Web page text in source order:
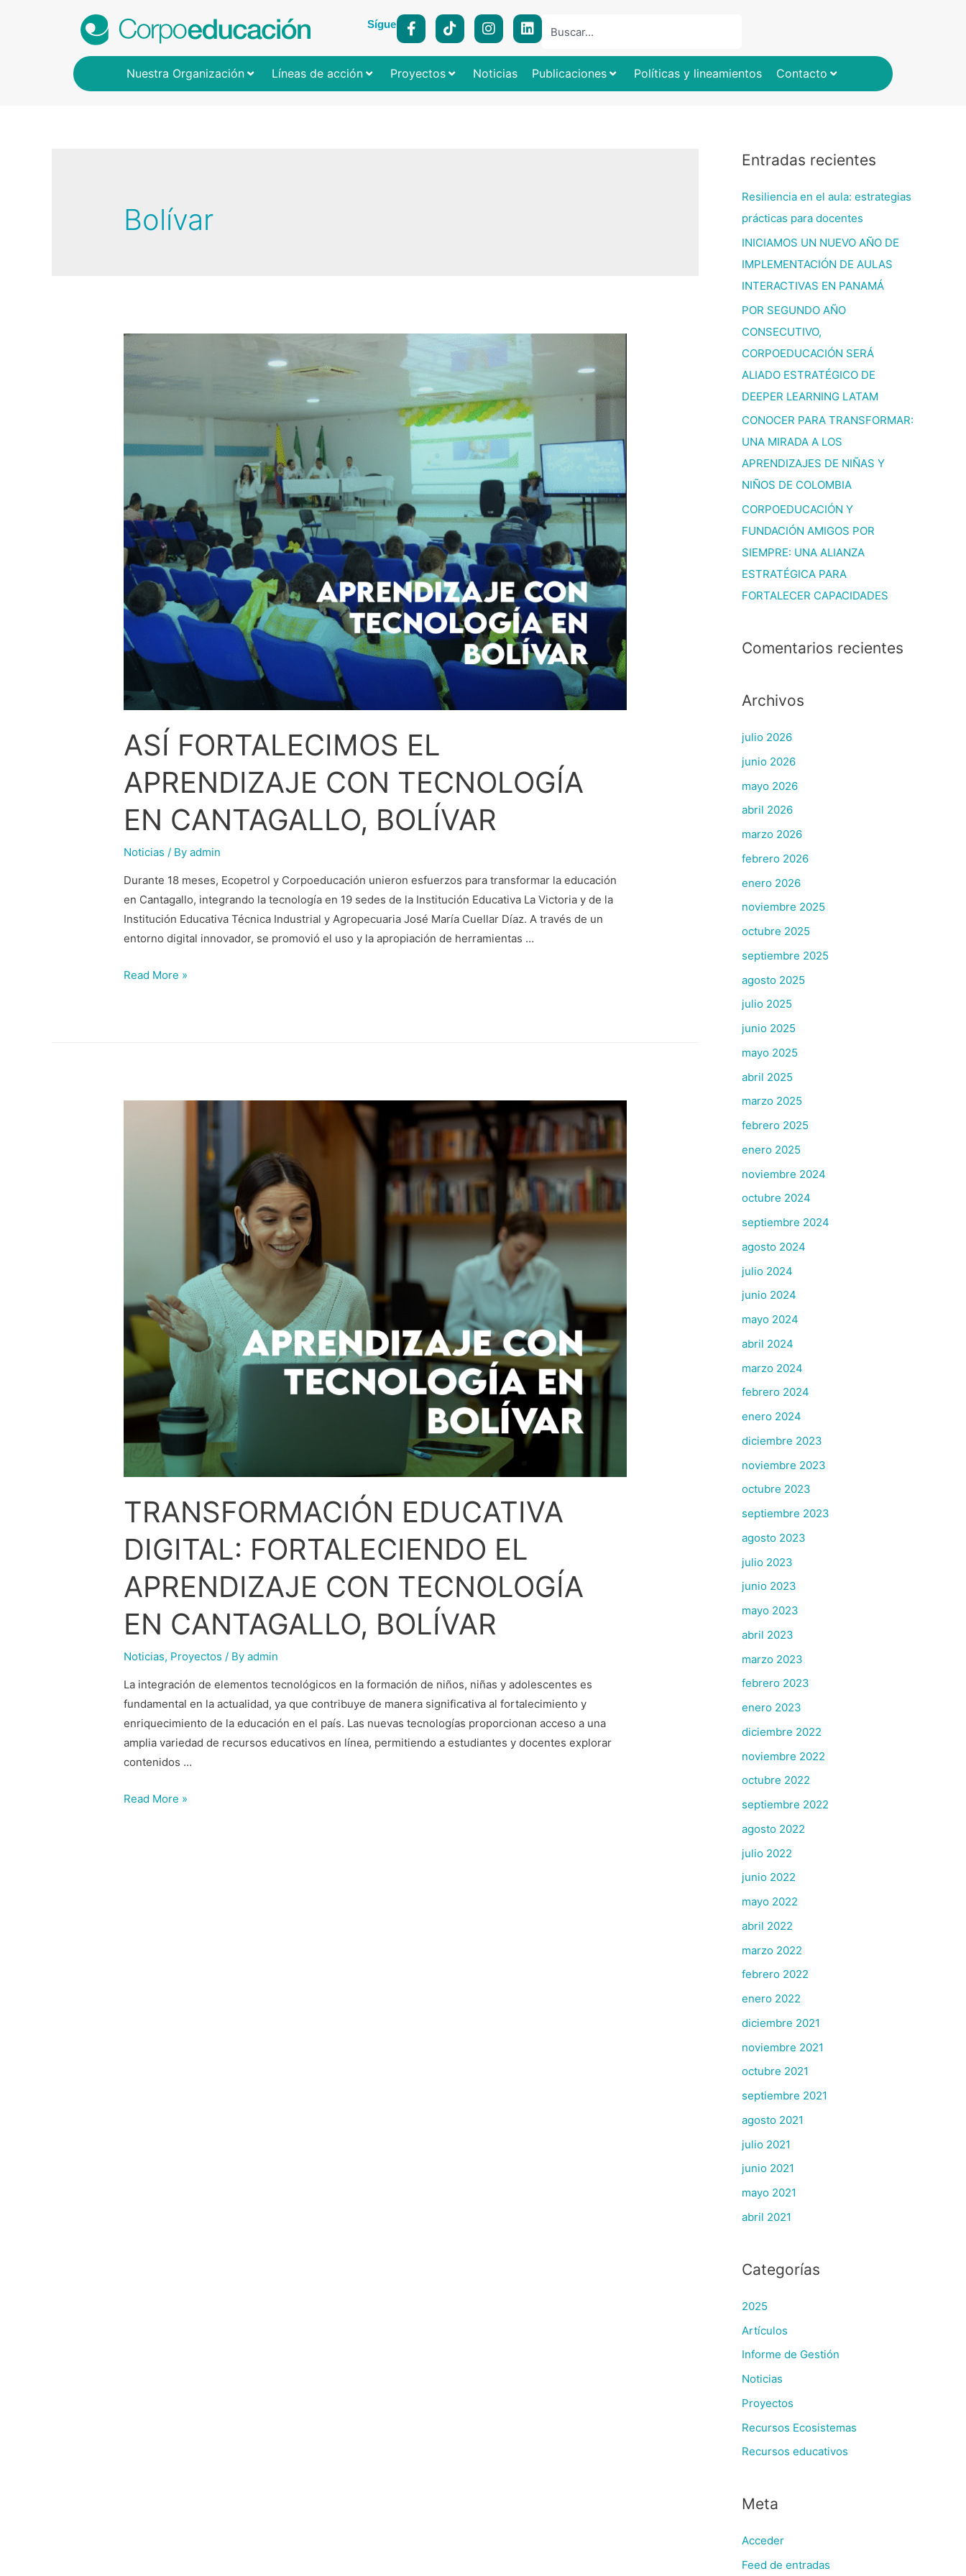
Síguenos:
Nuestra Organización Líneas de acción Proyectos Noticias Publicaciones Políticas y lineamientos Contacto
Bolívar
ASÍ FORTALECIMOS EL
APRENDIZAJE CON TECNOLOGÍA
EN CANTAGALLO, BOLÍVAR
Noticias / Byadmin
Durante 18 meses, Ecopetrol y Corpoeducación unieron esfuerzos para transformar la educación
en Cantagallo, integrando la tecnología en 19 sedes de la Institución Educativa La Victoria y de la
Institución Educativa Técnica Industrial y Agropecuaria José María Cuellar Díaz. A través de un
entorno digital innovador, se promovió el uso y la apropiación de herramientas …
Read More »
TRANSFORMACIÓN EDUCATIVA
DIGITAL: FORTALECIENDO EL
APRENDIZAJE CON TECNOLOGÍA
EN CANTAGALLO, BOLÍVAR
Noticias, Proyectos / Byadmin
La integración de elementos tecnológicos en la formación de niños, niñas y adolescentes es
fundamental en la actualidad, ya que contribuye de manera significativa al fortalecimiento y
enriquecimiento de la educación en el país. Las nuevas tecnologías proporcionan acceso a una
amplia variedad de recursos educativos en línea, permitiendo a estudiantes y docentes explorar
contenidos …
Read More »
Entradas recientes
Resiliencia en el aula: estrategias
prácticas para docentes
INICIAMOS UN NUEVO AÑO DE
IMPLEMENTACIÓN DE AULAS
INTERACTIVAS EN PANAMÁ
POR SEGUNDO AÑO
CONSECUTIVO,
CORPOEDUCACIÓN SERÁ
ALIADO ESTRATÉGICO DE
DEEPER LEARNING LATAM
CONOCER PARA TRANSFORMAR:
UNA MIRADA A LOS
APRENDIZAJES DE NIÑAS Y
NIÑOS DE COLOMBIA
CORPOEDUCACIÓN Y
FUNDACIÓN AMIGOS POR
SIEMPRE: UNA ALIANZA
ESTRATÉGICA PARA
FORTALECER CAPACIDADES
Comentarios recientes
Archivos
julio 2026
junio 2026
mayo 2026
abril 2026
marzo 2026
febrero 2026
enero 2026
noviembre 2025
octubre 2025
septiembre 2025
agosto 2025
julio 2025
junio 2025
mayo 2025
abril 2025
marzo 2025
febrero 2025
enero 2025
noviembre 2024
octubre 2024
septiembre 2024
agosto 2024
julio 2024
junio 2024
mayo 2024
abril 2024
marzo 2024
febrero 2024
enero 2024
diciembre 2023
noviembre 2023
octubre 2023
septiembre 2023
agosto 2023
julio 2023
junio 2023
mayo 2023
abril 2023
marzo 2023
febrero 2023
enero 2023
diciembre 2022
noviembre 2022
octubre 2022
septiembre 2022
agosto 2022
julio 2022
junio 2022
mayo 2022
abril 2022
marzo 2022
febrero 2022
enero 2022
diciembre 2021
noviembre 2021
octubre 2021
septiembre 2021
agosto 2021
julio 2021
junio 2021
mayo 2021
abril 2021
Categorías
2025
Artículos
Informe de Gestión
Noticias
Proyectos
Recursos Ecosistemas
Recursos educativos
Meta
Acceder
Feed de entradas